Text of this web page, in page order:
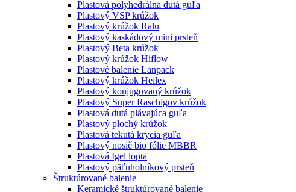
Plastová polyhedrálna dutá guľa
Plastový VSP krúžok
Plastový krúžok Ralu
Plastový kaskádový mini prsteň
Plastový Beta krúžok
Plastový krúžok Hiflow
Plastové balenie Lanpack
Plastový krúžok Heilex
Plastový konjugovaný krúžok
Plastový Super Raschigov krúžok
Plastová dutá plávajúca guľa
Plastový plochý krúžok
Plastová tekutá krycia guľa
Plastový nosič bio fólie MBBR
Plastová Igel lopta
Plastový päťuholníkový prsteň
Štruktúrované balenie
Keramické štruktúrované balenie